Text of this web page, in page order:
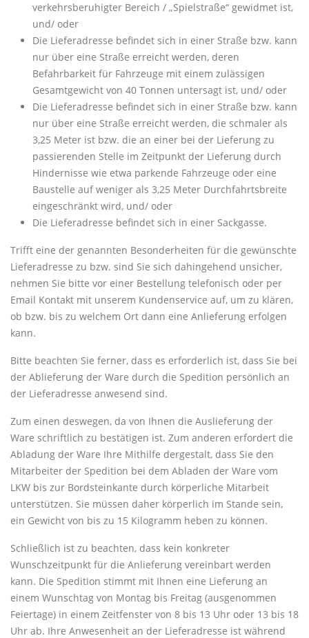
verkehrsberuhigter Bereich / „Spielstraße“ gewidmet ist,
und/ oder
Die Lieferadresse befindet sich in einer Straße bzw. kann
nur über eine Straße erreicht werden, deren
Befahrbarkeit für Fahrzeuge mit einem zulässigen
Gesamtgewicht von 40 Tonnen untersagt ist, und/ oder
Die Lieferadresse befindet sich in einer Straße bzw. kann
nur über eine Straße erreicht werden, die schmaler als
3,25 Meter ist bzw. die an einer bei der Lieferung zu
passierenden Stelle im Zeitpunkt der Lieferung durch
Hindernisse wie etwa parkende Fahrzeuge oder eine
Baustelle auf weniger als 3,25 Meter Durchfahrtsbreite
eingeschränkt wird, und/ oder
Die Lieferadresse befindet sich in einer Sackgasse.
Trifft eine der genannten Besonderheiten für die gewünschte
Lieferadresse zu bzw. sind Sie sich dahingehend unsicher,
nehmen Sie bitte vor einer Bestellung telefonisch oder per
Email Kontakt mit unserem Kundenservice auf, um zu klären,
ob bzw. bis zu welchem Ort dann eine Anlieferung erfolgen
kann.
Bitte beachten Sie ferner, dass es erforderlich ist, dass Sie bei
der Ablieferung der Ware durch die Spedition persönlich an
der Lieferadresse anwesend sind.
Zum einen deswegen, da von Ihnen die Auslieferung der
Ware schriftlich zu bestätigen ist. Zum anderen erfordert die
Abladung der Ware Ihre Mithilfe dergestalt, dass Sie den
Mitarbeiter der Spedition bei dem Abladen der Ware vom
LKW bis zur Bordsteinkante durch körperliche Mitarbeit
unterstützen. Sie müssen daher körperlich im Stande sein,
ein Gewicht von bis zu 15 Kilogramm heben zu können.
Schließlich ist zu beachten, dass kein konkreter
Wunschzeitpunkt für die Anlieferung vereinbart werden
kann. Die Spedition stimmt mit Ihnen eine Lieferung an
einem Wunschtag von Montag bis Freitag (ausgenommen
Feiertage) in einem Zeitfenster von 8 bis 13 Uhr oder 13 bis 18
Uhr ab. Ihre Anwesenheit an der Lieferadresse ist während